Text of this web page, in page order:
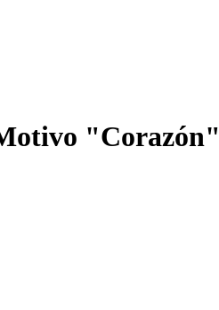
"Corazón"